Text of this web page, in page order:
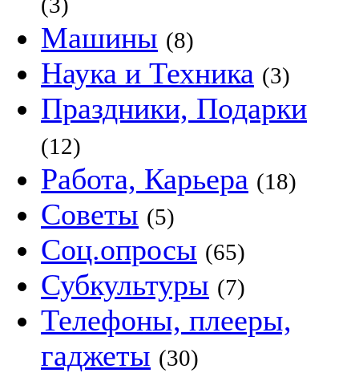
Машины (8)
Наука и Техника (3)
Праздники, Подарки
(12)
Работа, Карьера (18)
Советы (5)
Соц.опросы (65)
Субкультуры (7)
Телефоны, плееры,
гаджеты (30)